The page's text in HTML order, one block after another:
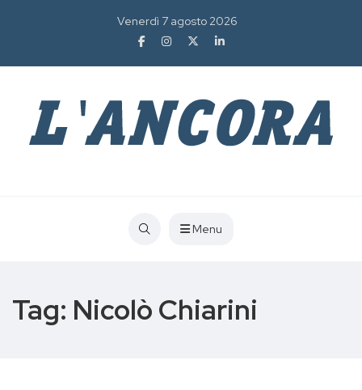
Venerdì 7 agosto 2026
Menu
Tag: Nicolò Chiarini